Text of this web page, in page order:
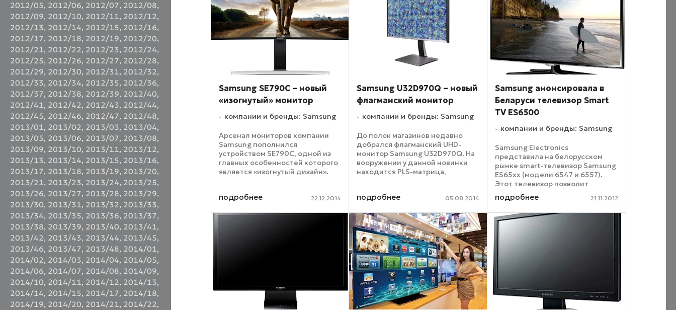
2012/05, 2012/06, 2012/07, 2012/08,
2012/09, 2012/10, 2012/11, 2012/12,
2012/13, 2012/14, 2012/15, 2012/16,
2012/17, 2012/18, 2012/19, 2012/20,
2012/21, 2012/22, 2012/23, 2012/24,
2012/25, 2012/26, 2012/27, 2012/28,
2012/29, 2012/30, 2012/31, 2012/32,
2012/33, 2012/34, 2012/35, 2012/36,
2012/37, 2012/38, 2012/39, 2012/40,
2012/41, 2012/42, 2012/43, 2012/44,
2012/45, 2012/46, 2012/47, 2012/48,
2013/01, 2013/02, 2013/03, 2013/04,
2013/05, 2013/06, 2013/07, 2013/08,
2013/09, 2013/10, 2013/11, 2013/12,
2013/13, 2013/14, 2013/15, 2013/16,
2013/17, 2013/18, 2013/19, 2013/20,
2013/21, 2013/23, 2013/24, 2013/25,
2013/26, 2013/27, 2013/28, 2013/29,
2013/30, 2013/31, 2013/32, 2013/33,
2013/34, 2013/35, 2013/36, 2013/37,
2013/38, 2013/39, 2013/40, 2013/41,
2013/42, 2013/43, 2013/44, 2013/45,
2013/46, 2013/47, 2013/48, 2014/01,
2014/02, 2014/03, 2014/04, 2014/05,
2014/06, 2014/07, 2014/08, 2014/09,
2014/10, 2014/11, 2014/12, 2014/13,
2014/14, 2014/15, 2014/17, 2014/18,
2014/19, 2014/20, 2014/21, 2014/22,
Samsung SE790C – новый
«изогнутый» монитор
компании и бренды: Samsung
Арсенал мониторов компании
Samsung пополнился
устройством SE790C, одной из
главных особенностей которого
является «изогнутый дизайн».
как решение, подходящее
Диагональ ...
подробнее 22.12.2014
Samsung U32D970Q – новый
флагманский монитор
компании и бренды: Samsung
До полок магазинов недавно
добрался флагманский UHD-
монитор Samsung U32D970Q. На
вооружении у данной новинки
находится PLS-матрица,
специально разрабатывалось
...
подробнее 05.08.2014
Samsung анонсировала в
Беларуси телевизор Smart
TV ES6500
компании и бренды: Samsung
Samsung Electronics
представила на белорусском
рынке smart-телевизор Samsung
ES65xx (модели 6547 и 6557).
Этот телевизор позволит
погрузиться в мир цифровых
развлечений и станет центром
домашнего мультимедийного
пространства. Новый Samsung
ES6500 ...
подробнее 21.11.2012